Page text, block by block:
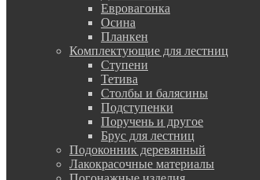
Евровагонка
Осина
Планкен
Комплектующие для лестниц
Ступени
Тетива
Столбы и балясины
Подступенки
Поручень и другое
Брус для лестниц
Подоконник деревянный
Лакокрасочные материалы